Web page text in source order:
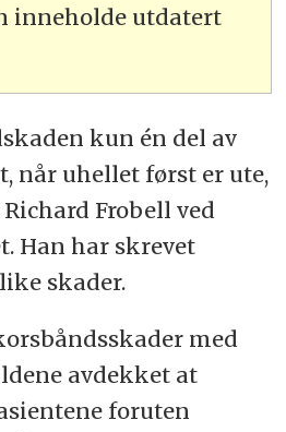
inneholde utdatert
kun én del av
når uhellet først er ute,
Frobell ved
Han har skrevet
skader.
med
avdekket at
foruten